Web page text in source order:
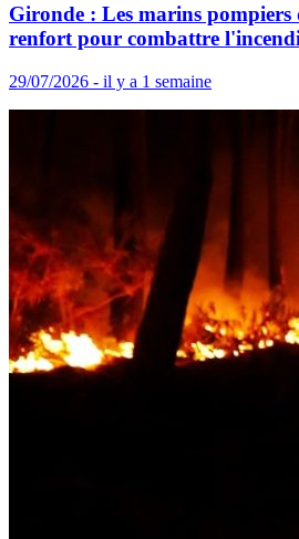
Gironde : Les marins pompiers
renfort pour combattre
29/07/2026 - il y a 1 semaine